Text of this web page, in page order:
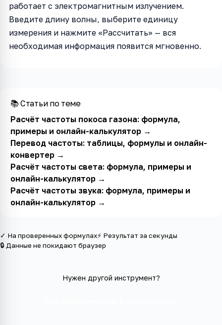
работает с электромагнитным излучением.
Введите длину волны, выберите единицу
измерения и нажмите «Рассчитать» — вся
необходимая информация появится мгновенно.
📚 Статьи по теме
Расчёт частоты покоса газона: формула,
примеры и онлайн-калькулятор→
Перевод частоты: таблицы, формулы и онлайн-
конвертер→
Расчёт частоты света: формула, примеры и
онлайн-калькулятор→
Расчёт частоты звука: формула, примеры и
онлайн-калькулятор→
✓ На проверенных формулах⚡ Результат за секунды
🔒 Данные не покидают браузер
Нужен другой инструмент?